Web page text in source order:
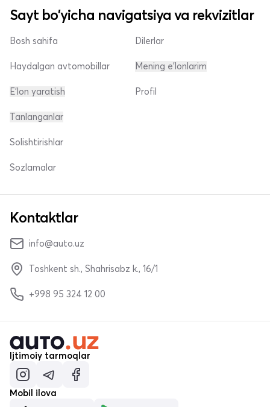
Sayt bo'yicha navigatsiya va rekvizitlar
Bosh sahifa
Haydalgan avtomobillar
E'lon yaratish
Dilerlar
Mening e'lonlarim
Profil
Tanlanganlar
Solishtirishlar
Sozlamalar
Kontaktlar
info@auto.uz
Toshkent sh., Shahrisabz k., 16/1
+998 95 324 12 00
Ijtimoiy tarmoqlar
Mobil ilova